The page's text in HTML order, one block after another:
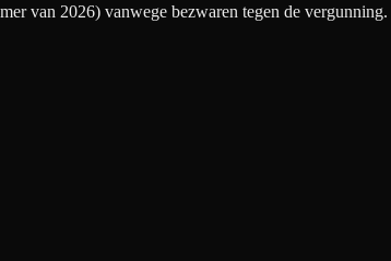
van 2026) vanwege bezwaren tegen de